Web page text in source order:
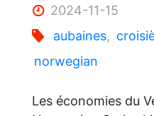
2024-11-15
aubaines,
norwegian
Les économies du